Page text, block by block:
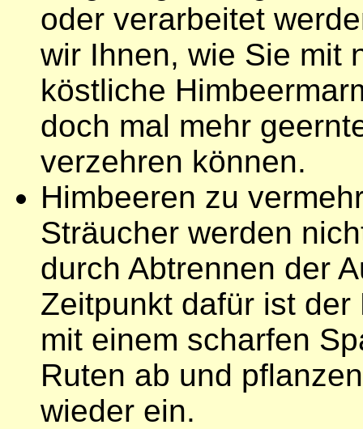
oder verarbeitet
wir Ihnen, wie Sie mit
köstliche
doch mal mehr
verzehren können.
Himbeeren zu
Sträucher werden
durch Abtrennen der
Zeitpunkt dafür ist
mit einem scharfen
Ruten ab und
wieder ein.